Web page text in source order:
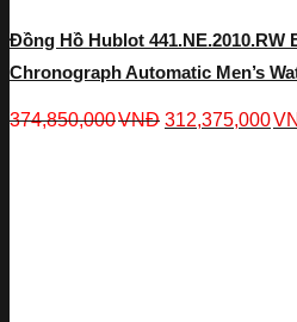
Đồng Hồ Hublot 441.NE.2010.RW
Chronograph Automatic Men’s
374,850,000VNĐ 312,375,000